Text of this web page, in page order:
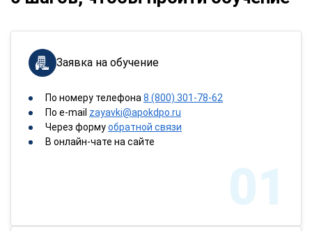
Заявка на обучение
По номеру телефона 8 (800) 301-78-62
По e-mail zayavki@apokdpo.ru
Через формуобратной связи
В онлайн-чате на сайте
01